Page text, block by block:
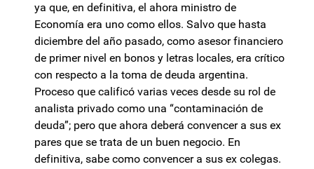
ya que, en definitiva, el ahora ministro de
Economía era uno como ellos. Salvo que hasta
diciembre del año pasado, como asesor financiero
de primer nivel en bonos y letras locales, era crítico
con respecto a la toma de deuda argentina.
Proceso que calificó varias veces desde su rol de
analista privado como una “contaminación de
deuda”; pero que ahora deberá convencer a sus ex
pares que se trata de un buen negocio. En
definitiva, sabe como convencer a sus ex colegas.